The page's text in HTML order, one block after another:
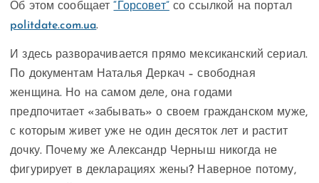
Об этом сообщает“Горсовет” со ссылкой на портал
politdate.com.ua.
И здесь разворачивается прямо мексиканский сериал.
По документам Наталья Деркач – свободная
женщина. Но на самом деле, она годами
предпочитает «забывать» о своем гражданском муже,
с которым живет уже не один десяток лет и растит
дочку. Почему же Александр Черныш никогда не
фигурирует в декларациях жены? Наверное потому,